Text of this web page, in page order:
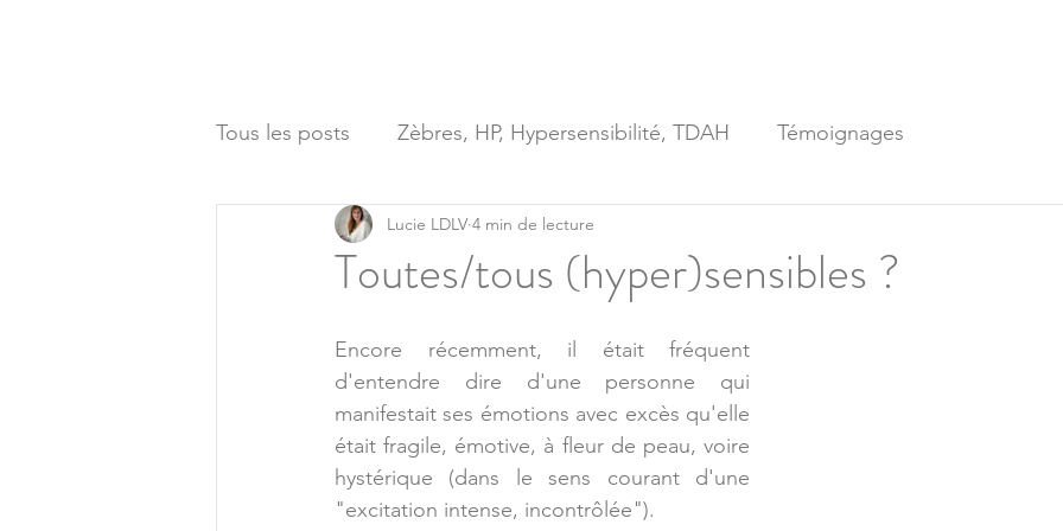
Tous les posts Zèbres, HP, Hypersensibilité, TDAH Témoignages
Toutes/tous (hyper)sensibles ?
Lucie LDLV 4 min de lecture
Encore récemment, il était fréquent
d'entendre dire d'une personne qui
manifestait ses émotions avec excès qu'elle
était fragile, émotive, à fleur de peau, voire
hystérique (dans le sens courant d'une
"excitation intense, incontrôlée").